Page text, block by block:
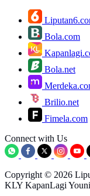
Bola.com
Bola.net
Brilio.net
Fimela.com
Connect with Us
Copyright © 2026
KLY KapanLagi